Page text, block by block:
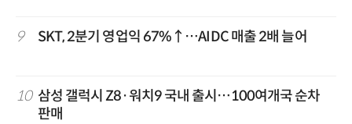
9 SKT, 2분기 영업익 67%↑…AIDC 매출 2배 늘어
10 삼성 갤럭시 Z8·워치9 국내 출시…100여개국 순차
판매